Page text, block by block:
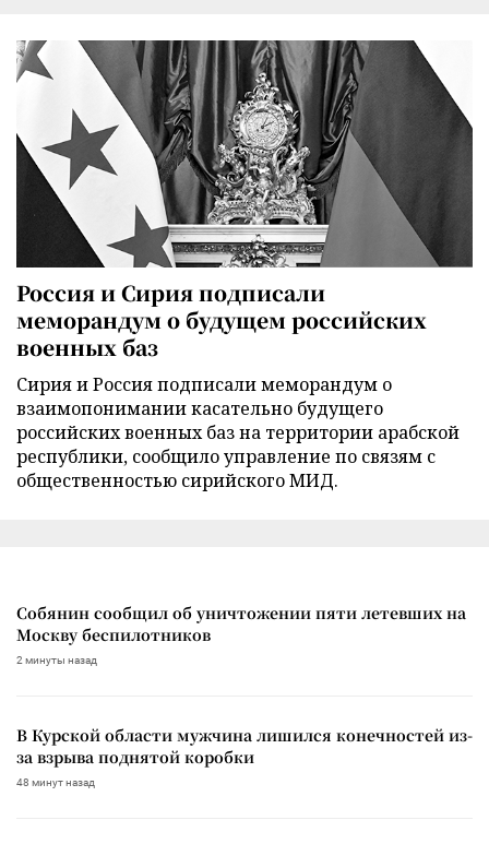
Россия и Сирия подписали
меморандум о будущем российских
военных баз
Сирия и Россия подписали меморандум о
взаимопонимании касательно будущего
российских военных баз на территории арабской
республики, сообщило управление по связям с
общественностью сирийского МИД.
Собянин сообщил об уничтожении пяти летевших на
Москву беспилотников
2 минуты назад
В Курской области мужчина лишился конечностей из-
за взрыва поднятой коробки
48 минут назад